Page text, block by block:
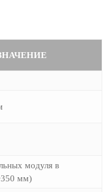
модуля в
мм)